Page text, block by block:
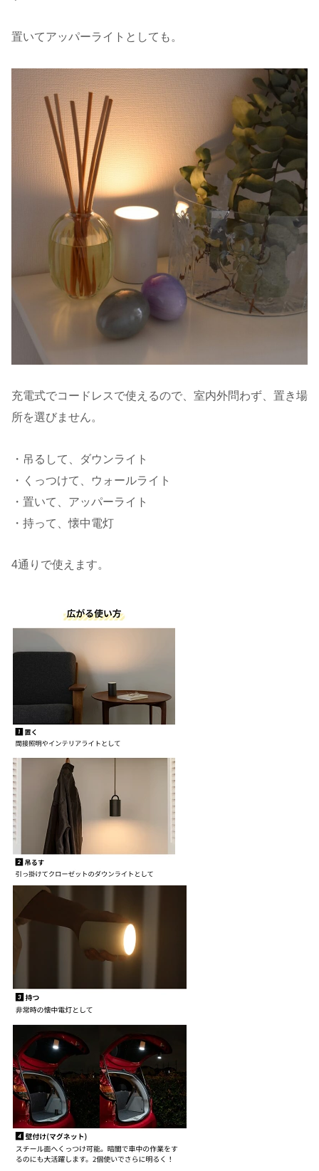
置いてアッパーライトとしても。
充電式でコードレスで使えるので、室内外問わず、置き場
所を選びません。
・吊るして、ダウンライト
・くっつけて、ウォールライト
・置いて、アッパーライト
・持って、懐中電灯
4通りで使えます。